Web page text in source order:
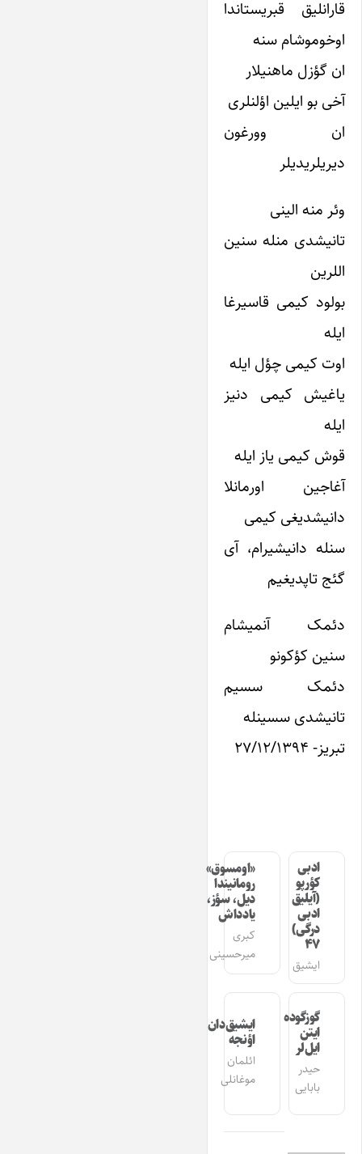
قارانلیق قبریستاندا
اوخوموشام سنه
ان گؤزل ماهنیلار
آخی بو ایلین اؤلنلری
ان وورغون
دیریلریدیلر
وئر منه الینی
تانیشدی منله سنین
اللرین
بولود کیمی قاسیرغا
ایله
اوت کیمی چؤل ایله
یاغیش کیمی دنیز
ایله
قوش کیمی یاز ایله
آغاجین اورمانلا
دانیشدیغی کیمی
سنله دانیشیرام، آی
گئج تاپدیغیم
دئمک آنمیشام
سنین کؤکونو
دئمک سسیم
تانیشدی سسینله
تبریز- ۲۷/۱۲/۱۳۹۴
ادبی
کؤرپو
(آیلیق
ادبی
درگی)
۴۷
ایشیق
«اومسوق»
رومانیندا
دیل، سؤز،
یادداش
کبری
میرحسینی
گوزگوده
ایتن
ایل‌لر
حیدر
بابایی
ایشیق‌دان
اؤنجه
ائلمان
موغانلی